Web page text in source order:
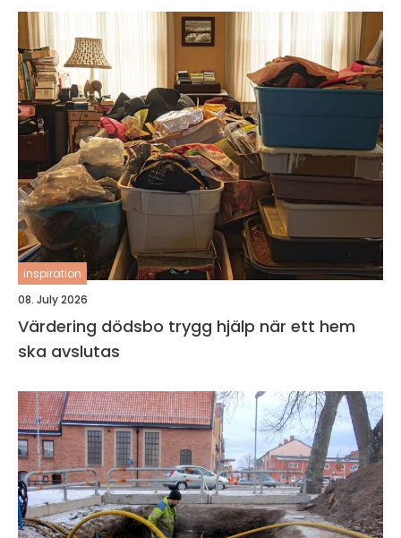
inspiration
08. July 2026
Värdering dödsbo trygg hjälp när ett hem
ska avslutas